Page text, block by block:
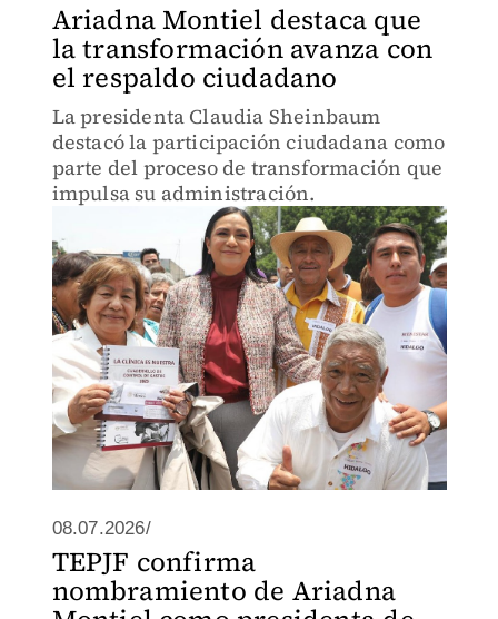
Ariadna Montiel destaca que
la transformación avanza con
el respaldo ciudadano
La presidenta Claudia Sheinbaum
destacó la participación ciudadana como
parte del proceso de transformación que
impulsa su administración.
08.07.2026/
TEPJF confirma
nombramiento de Ariadna